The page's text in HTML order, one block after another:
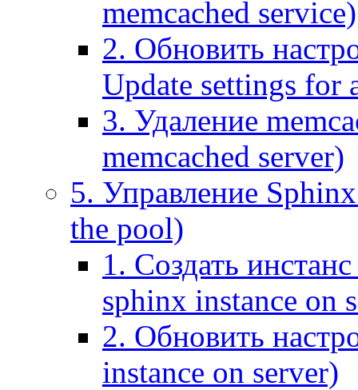
memcached service)
2. Обновить
Update settings for
3. Удаление
memcached server)
5. Управление
the pool)
1. Создать
sphinx instance on
2. Обновить
instance on server)